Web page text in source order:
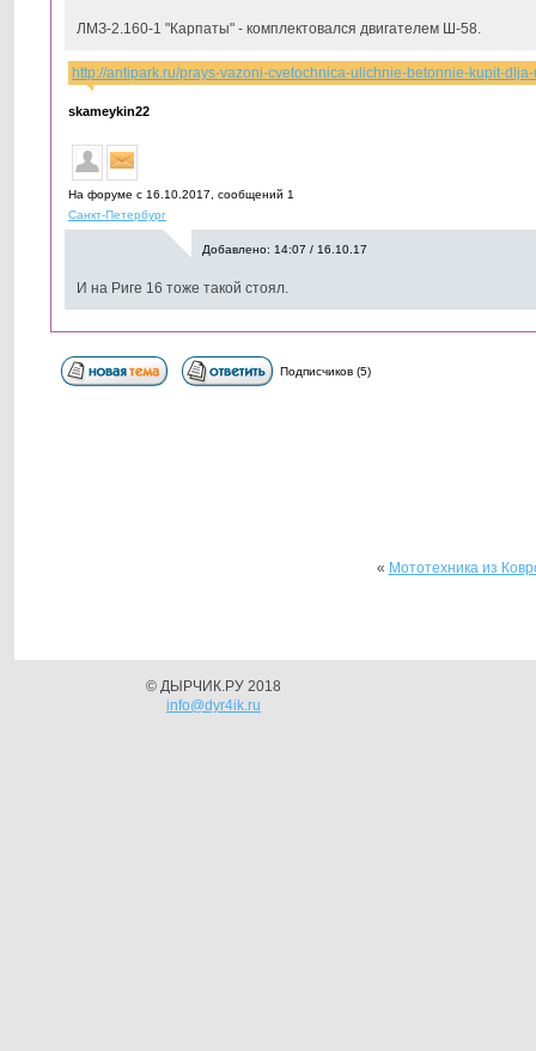
ЛМЗ-2.160-1 "Карпаты" - комплектовался двигателем Ш-58.
http://antipark.ru/prays-vazoni-cvetochnica-ulichnie-betonnie-kupit-
skameykin22
На форуме с 16.10.2017, cообщений 1
Санкт-Петербург
Добавлено: 14:07 / 16.10.17
И на Риге 16 тоже такой стоял.
Подписчиков (5)
« Мототехника из
© ДЫРЧИК.РУ 2018
info@dyr4ik.ru